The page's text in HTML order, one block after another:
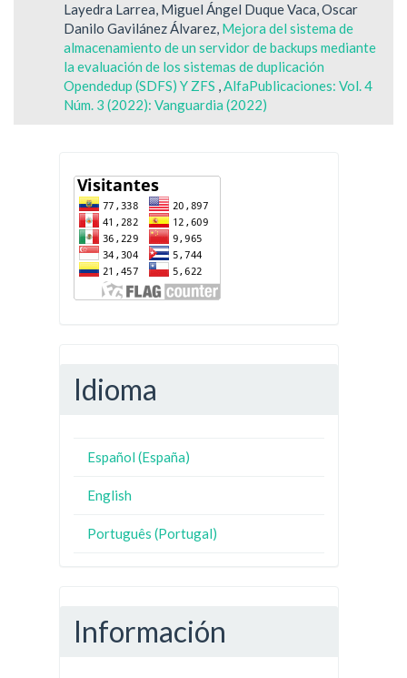
Layedra Larrea, Miguel Ángel Duque Vaca, Oscar
Danilo Gavilánez Álvarez, Mejora del sistema de
almacenamiento de un servidor de backups mediante
la evaluación de los sistemas de duplicación
Opendedup (SDFS) Y ZFS ,AlfaPublicaciones: Vol. 4
Núm. 3 (2022): Vanguardia (2022)
Idioma
Español (España)
English
Português (Portugal)
Información